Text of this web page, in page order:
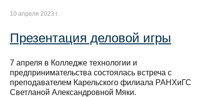
10 апреля 2023 г.
Презентация деловой игры
7 апреля в Колледже технологии и
предпринимательства состоялась встреча с
преподавателем Карельского филиала РАНХиГС
Светланой Александровной Мяки.